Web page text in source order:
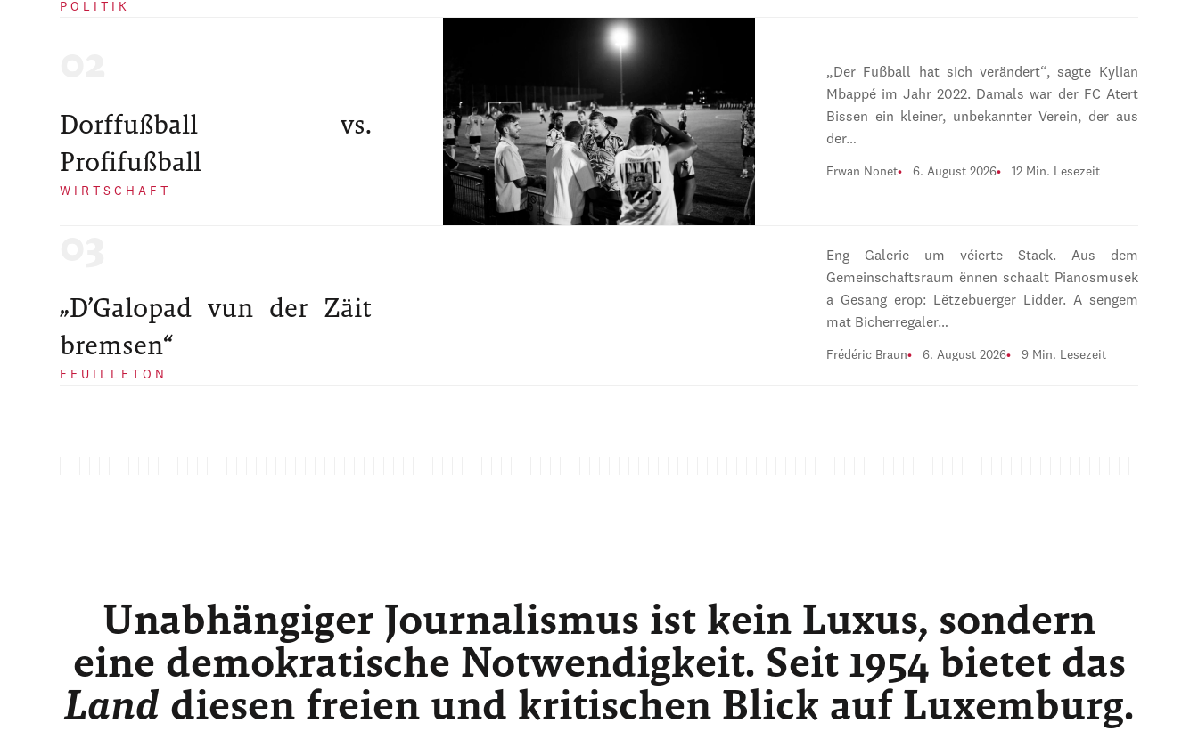
POLITIK
Dorffußball vs.
Profifußball
WIRTSCHAFT
„Der Fußball hat sich verändert“, sagte Kylian
Mbappé im Jahr 2022. Damals war der FC Atert
Bissen ein kleiner, unbekannter Verein, der aus
der…
Erwan Nonet 6. August 2026 12 Min. Lesezeit
„D’Galopad vun der Zäit
bremsen“
FEUILLETON
Eng Galerie um véierte Stack. Aus dem
Gemeinschaftsraum ënnen schaalt Pianosmusek
a Gesang erop: Lëtzebuerger Lidder. A sengem
mat Bicherregaler…
Frédéric Braun 6. August 2026 9 Min. Lesezeit
Unabhängiger Journalismus ist kein Luxus, sondern
eine demokratische Notwendigkeit. Seit 1954 bietet das
Land diesen freien und kritischen Blick auf Luxemburg.